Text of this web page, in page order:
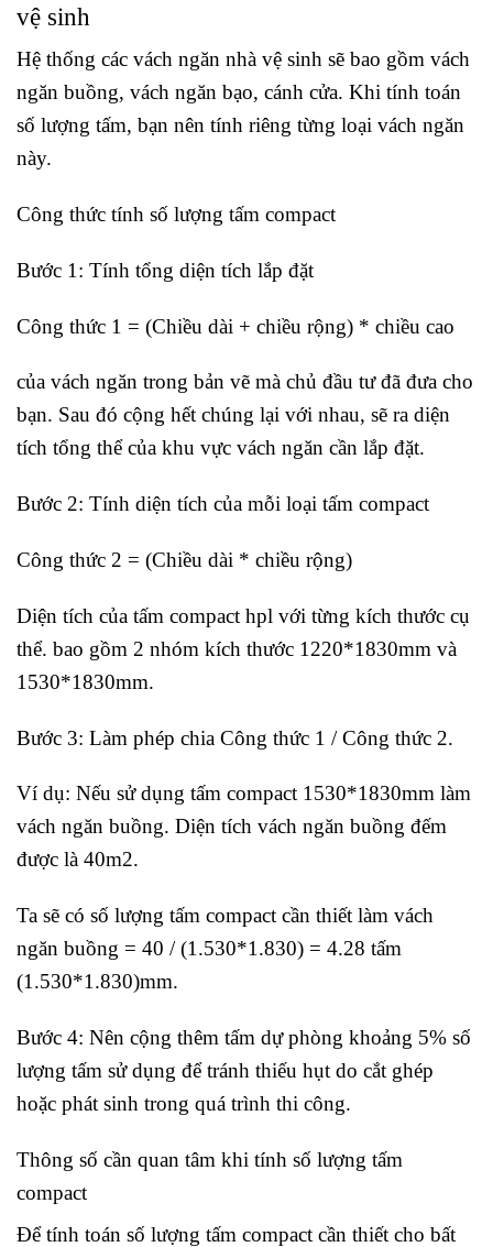
vệ sinh
Hệ thống các vách ngăn nhà vệ sinh sẽ bao gồm vách
ngăn buồng, vách ngăn bạo, cánh cửa. Khi tính toán
số lượng tấm, bạn nên tính riêng từng loại vách ngăn
này.
Công thức tính số lượng tấm compact
Bước 1: Tính tổng diện tích lắp đặt
Công thức 1 = (Chiều dài + chiều rộng) * chiều cao
của vách ngăn trong bản vẽ mà chủ đầu tư đã đưa cho
bạn. Sau đó cộng hết chúng lại với nhau, sẽ ra diện
tích tổng thể của khu vực vách ngăn cần lắp đặt.
Bước 2: Tính diện tích của mỗi loại tấm compact
Công thức 2 = (Chiều dài * chiều rộng)
Diện tích của tấm compact hpl với từng kích thước cụ
thể. bao gồm 2 nhóm kích thước 1220*1830mm và
1530*1830mm.
Bước 3: Làm phép chia Công thức 1 / Công thức 2.
Ví dụ: Nếu sử dụng tấm compact 1530*1830mm làm
vách ngăn buồng. Diện tích vách ngăn buồng đếm
được là 40m2.
Ta sẽ có số lượng tấm compact cần thiết làm vách
ngăn buồng = 40 / (1.530*1.830) = 4.28 tấm
(1.530*1.830)mm.
Bước 4: Nên cộng thêm tấm dự phòng khoảng 5% số
lượng tấm sử dụng để tránh thiếu hụt do cắt ghép
hoặc phát sinh trong quá trình thi công.
Thông số cần quan tâm khi tính số lượng tấm
compact
Để tính toán số lượng tấm compact cần thiết cho bất